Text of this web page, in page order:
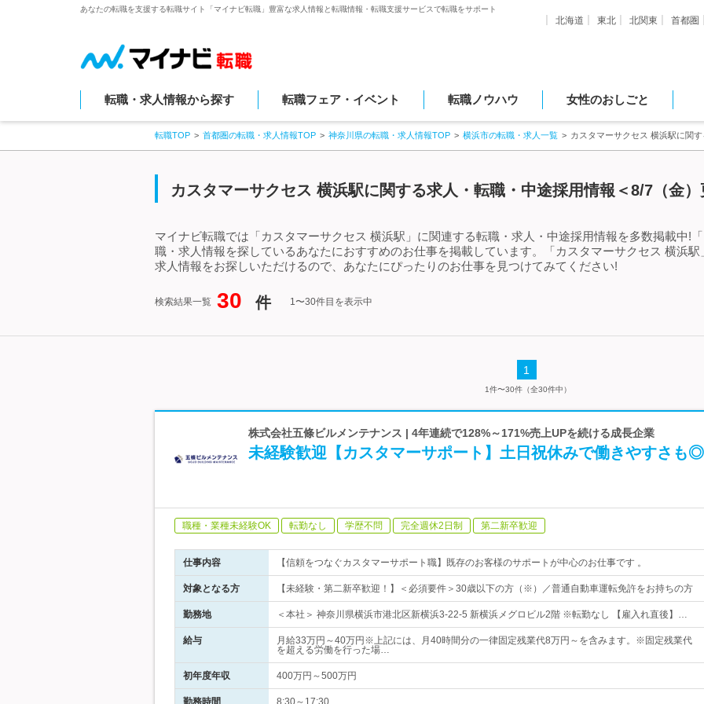
あなたの転職を支援する転職サイト「マイナビ転職」豊富な求人情報と転職情報・転職支援サービスで転職をサポート
北海道 東北 北関東 首都圏
転職・求人情報から探す 転職フェア・イベント 転職ノウハウ 女性のおしごと
転職TOP 首都圏の転職・求人情報TOP 神奈川県の転職・求人情報TOP 横浜市の転職・求人一覧 カスタマーサクセス 横浜駅に関
カスタマーサクセス 横浜駅に関する求人・転職・中途採用情報＜8/7（金
マイナビ転職では「カスタマーサクセス 横浜駅」に関連する転職・求人・中途採用情報を多数掲載中!
職・求人情報を探しているあなたにおすすめのお仕事を掲載しています。「カスタマーサクセス 横浜
求人情報をお探しいただけるので、あなたにぴったりのお仕事を見つけてみてください!
検索結果一覧 30 件 1〜30件目を表示中
1
1件〜30件（全30件中）
株式会社五條ビルメンテナンス | 4年連続で128%～171%売上UPを続ける成長企業
未経験歓迎【カスタマーサポート】土日祝休みで働きやすさも◎
職種・業種未経験OK 転勤なし 学歴不問 完全週休2日制 第二新卒歓迎
仕事内容 【信頼をつなぐカスタマーサポート職】既存のお客様のサポートが中心のお仕事です 。
対象となる方 【未経験・第二新卒歓迎！】＜必須要件＞30歳以下の方（※）／普通自動車運転免許をお持ちの方
勤務地 ＜本社＞ 神奈川県横浜市港北区新横浜3-22-5 新横浜メグロビル2階 ※転勤なし 【雇入れ直後】…
給与
月給33万円～40万円※上記には、月40時間分の一律固定残業代8万円～を含みます。※固定残業代
を超える労働を行った場…
初年度年収 400万円～500万円
勤務時間 8:30～17:30